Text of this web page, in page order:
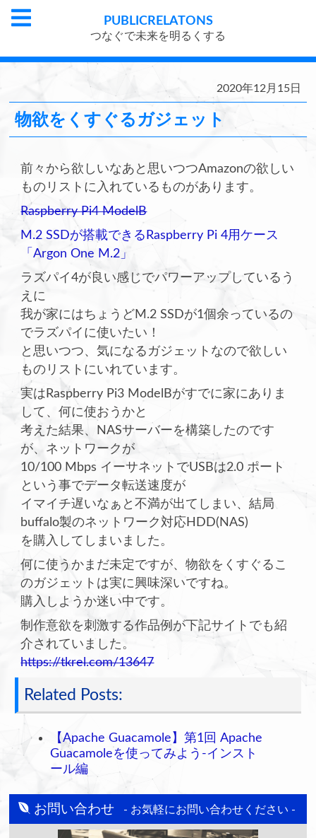
PUBLICRELATONS
つなぐで未来を明るくする
2020年12月15日
物欲をくすぐるガジェット
前々から欲しいなあと思いつつAmazonの欲しい
ものリストに入れているものがあります。
Raspberry Pi4 ModelB
M.2 SSDが搭載できるRaspberry Pi 4用ケース
「Argon One M.2」
ラズパイ4が良い感じでパワーアップしているう
えに
我が家にはちょうどM.2 SSDが1個余っているの
でラズパイに使いたい！
と思いつつ、気になるガジェットなので欲しい
ものリストにいれています。
実はRaspberry Pi3 ModelBがすでに家にありま
して、何に使おうかと
考えた結果、NASサーバーを構築したのです
が、ネットワークが
10/100 Mbps イーサネットでUSBは2.0 ポート
という事でデータ転送速度が
イマイチ遅いなぁと不満が出てしまい、結局
buffalo製のネットワーク対応HDD(NAS)
を購入してしまいました。
何に使うかまだ未定ですが、物欲をくすぐるこ
のガジェットは実に興味深いですね。
購入しようか迷い中です。
制作意欲を刺激する作品例が下記サイトでも紹
介されていました。
https://tkrel.com/13647
Related Posts:
【Apache Guacamole】第1回 Apache
Guacamoleを使ってみよう-インスト
ール編
お問い合わせ - お気軽にお問い合わせください -